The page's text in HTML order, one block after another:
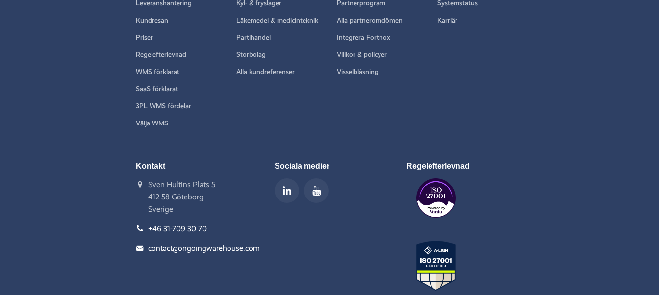
Leveranshantering
Kundresan
Priser
Regelefterlevnad
WMS förklarat
SaaS förklarat
3PL WMS fördelar
Välja WMS
Kyl- & fryslager
Läkemedel & medicinteknik
Partihandel
Storbolag
Alla kundreferenser
Partnerprogram
Alla partneromdömen
Integrera Fortnox
Villkor & policyer
Visselblåsning
Systemstatus
Karriär
Kontakt
Sven Hultins Plats 5
412 58 Göteborg
Sverige
+46 31-709 30 70
contact@ongoingwarehouse.com
Sociala medier Regelefterlevnad